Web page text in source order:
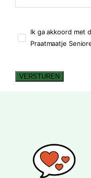
Ik ga akkoord met
Praatmaatje
VERSTUREN